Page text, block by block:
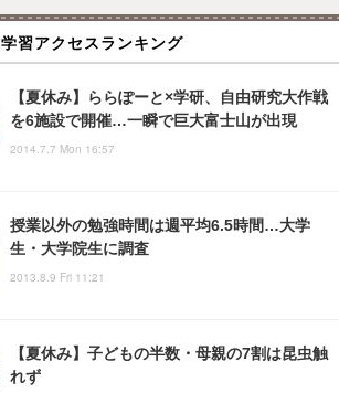
学習アクセスランキング
【夏休み】ららぽーと×学研、自由研究大作戦
を6施設で開催…一瞬で巨大富士山が出現
2014.7.7 Mon 16:57
授業以外の勉強時間は週平均6.5時間…大学
生・大学院生に調査
2013.8.9 Fri 11:21
【夏休み】子どもの半数・母親の7割は昆虫触
れず